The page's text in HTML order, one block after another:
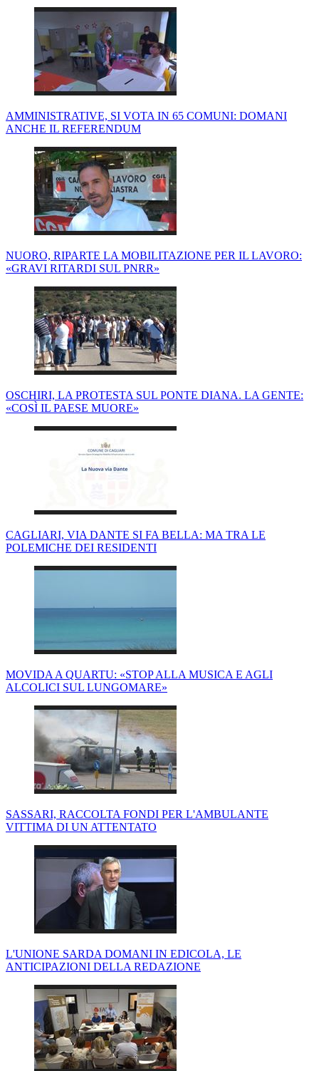
AMMINISTRATIVE, SI VOTA IN 65 COMUNI: DOMANI
ANCHE IL REFERENDUM
NUORO, RIPARTE LA MOBILITAZIONE PER IL LAVORO:
«GRAVI RITARDI SUL PNRR»
OSCHIRI, LA PROTESTA SUL PONTE DIANA. LA GENTE:
«COSÌ IL PAESE MUORE»
CAGLIARI, VIA DANTE SI FA BELLA: MA TRA LE
POLEMICHE DEI RESIDENTI
MOVIDA A QUARTU: «STOP ALLA MUSICA E AGLI
ALCOLICI SUL LUNGOMARE»
SASSARI, RACCOLTA FONDI PER L'AMBULANTE
VITTIMA DI UN ATTENTATO
L'UNIONE SARDA DOMANI IN EDICOLA, LE
ANTICIPAZIONI DELLA REDAZIONE